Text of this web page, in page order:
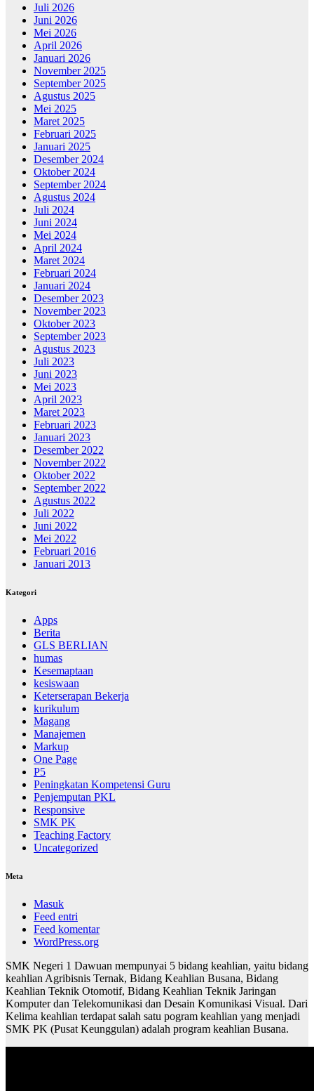
Juli 2026
Juni 2026
Mei 2026
April 2026
Januari 2026
November 2025
September 2025
Agustus 2025
Mei 2025
Maret 2025
Februari 2025
Januari 2025
Desember 2024
Oktober 2024
September 2024
Agustus 2024
Juli 2024
Juni 2024
Mei 2024
April 2024
Maret 2024
Februari 2024
Januari 2024
Desember 2023
November 2023
Oktober 2023
September 2023
Agustus 2023
Juli 2023
Juni 2023
Mei 2023
April 2023
Maret 2023
Februari 2023
Januari 2023
Desember 2022
November 2022
Oktober 2022
September 2022
Agustus 2022
Juli 2022
Juni 2022
Mei 2022
Februari 2016
Januari 2013
Kategori
Apps
Berita
GLS BERLIAN
humas
Kesemaptaan
kesiswaan
Keterserapan Bekerja
kurikulum
Magang
Manajemen
Markup
One Page
P5
Peningkatan Kompetensi Guru
Penjemputan PKL
Responsive
SMK PK
Teaching Factory
Uncategorized
Meta
Masuk
Feed entri
Feed komentar
WordPress.org
SMK Negeri 1 Dawuan mempunyai 5 bidang keahlian, yaitu bidang
keahlian Agribisnis Ternak, Bidang Keahlian Busana, Bidang
Keahlian Teknik Otomotif, Bidang Keahlian Teknik Jaringan
Komputer dan Telekomunikasi dan Desain Komunikasi Visual. Dari
Kelima keahlian terdapat salah satu pogram keahlian yang menjadi
SMK PK (Pusat Keunggulan) adalah program keahlian Busana.